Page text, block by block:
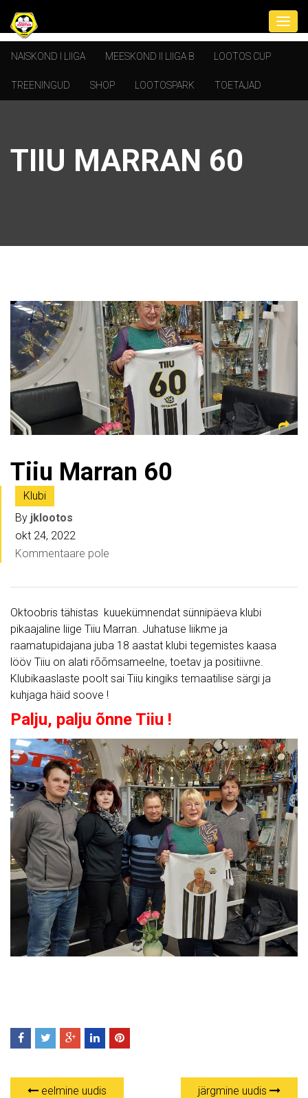
NAISKOND I LIIGA MEESKOND II LIIGA B LOOTOS CUP
TREENINGUD SHOP LOOTOSPARK TOETAJAD
TIIU MARRAN 60
Tiiu Marran 60
Klubi
By jklootos
okt 24, 2022
Kommentaare pole
Oktoobris tähistas kuuekümnendat sünnipäeva klubi
pikaajaline liige Tiiu Marran. Juhatuse liikme ja
raamatupidajana juba 18 aastat klubi tegemistes kaasa
lööv Tiiu on alati rõõmsameelne, toetav ja positiivne.
Klubikaaslaste poolt sai Tiiu kingiks temaatilise särgi ja
kuhjaga häid soove !
Palju, palju õnne Tiiu !
eelmine uudis järgmine uudis